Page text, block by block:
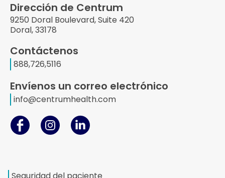
Dirección de Centrum
9250 Doral Boulevard, Suite 420
Doral, 33178
Contáctenos
888,726,5116
Envíenos un correo electrónico
info@centrumhealth.com